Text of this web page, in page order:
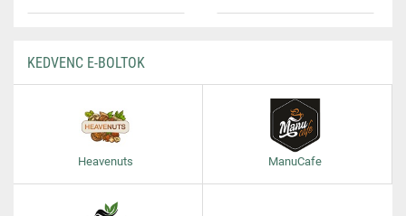
KEDVENC E-BOLTOK
Heavenuts ManuCafe